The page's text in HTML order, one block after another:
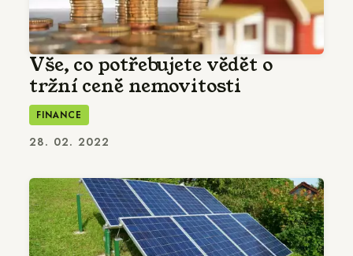
Vše, co potřebujete vědět o
tržní ceně nemovitosti
FINANCE
28. 02. 2022